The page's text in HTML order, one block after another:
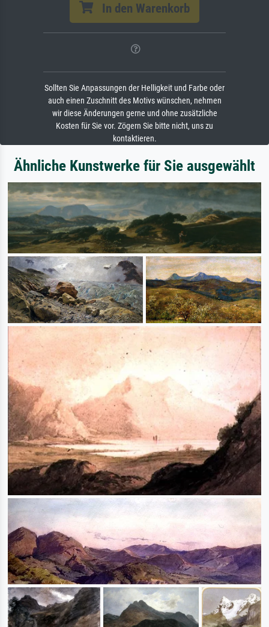
In den Warenkorb
Sollten Sie Anpassungen der Helligkeit und Farbe oder
auch einen Zuschnitt des Motivs wünschen, nehmen
wir diese Änderungen gerne und ohne zusätzliche
Kosten für Sie vor. Zögern Sie bitte nicht, uns zu
kontaktieren.
Ähnliche Kunstwerke für Sie ausgewählt